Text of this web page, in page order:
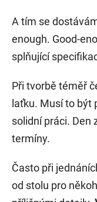
A tím se
enough. Good-
splňující
Při tvorbě téměř
laťku. Musí to být
solidní práci. Den
termíny.
Často při
od stolu pro